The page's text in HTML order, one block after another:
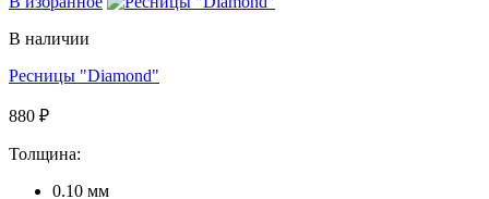
В наличии
Ресницы "Diamond"
880 ₽
Толщина:
0.10 мм